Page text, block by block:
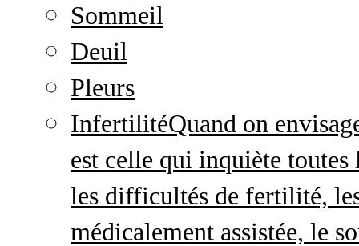
Sommeil
Deuil
Pleurs
InfertilitéQuand on
est celle qui inquiète
les difficultés de fertilité,
médicalement assistée, le